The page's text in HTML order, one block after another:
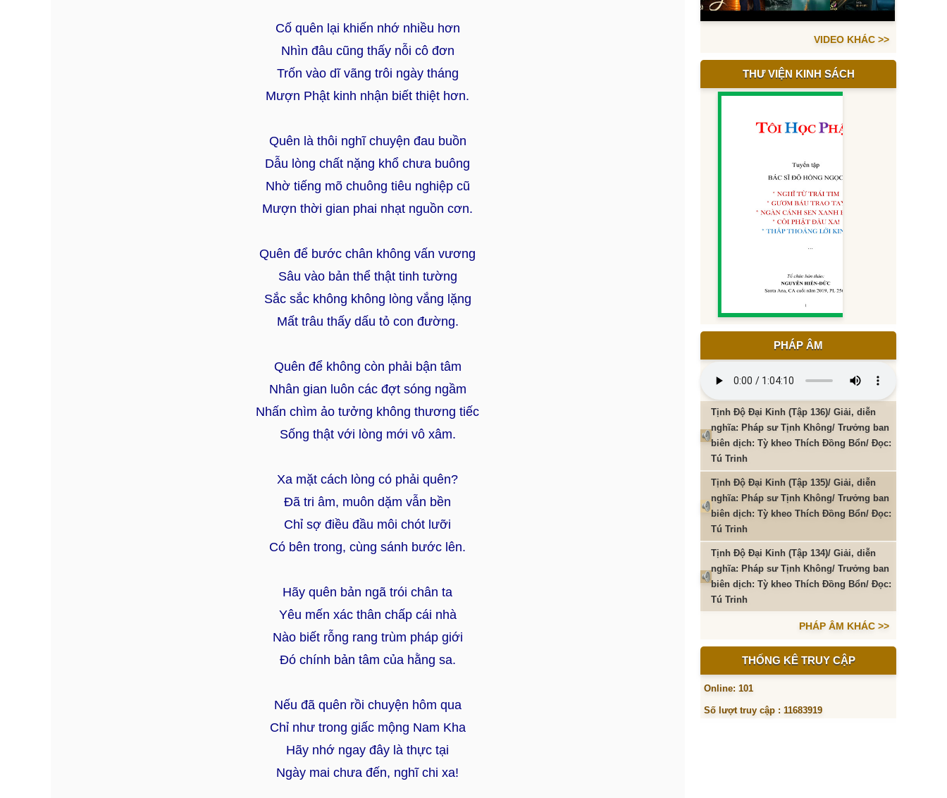
Cố quên lại khiến nhớ nhiều hơn
Nhìn đâu cũng thấy nỗi cô đơn
Trốn vào dĩ vãng trôi ngày tháng
Mượn Phật kinh nhận biết thiệt hơn.
Quên là thôi nghĩ chuyện đau buồn
Dẫu lòng chất nặng khổ chưa buông
Nhờ tiếng mõ chuông tiêu nghiệp cũ
Mượn thời gian phai nhạt nguồn cơn.
Quên để bước chân không vấn vương
Sâu vào bản thể thật tinh tường
Sắc sắc không không lòng vắng lặng
Mất trâu thấy dấu tỏ con đường.
Quên để không còn phải bận tâm
Nhân gian luôn các đợt sóng ngầm
Nhấn chìm ảo tưởng không thương tiếc
Sống thật với lòng mới vô xâm.
Xa mặt cách lòng có phải quên?
Đã tri âm, muôn dặm vẫn bền
Chỉ sợ điều đầu môi chót lưỡi
Có bên trong, cùng sánh bước lên.
Hãy quên bản ngã trói chân ta
Yêu mến xác thân chấp cái nhà
Nào biết rỗng rang trùm pháp giới
Đó chính bản tâm của hằng sa.
Nếu đã quên rồi chuyện hôm qua
Chỉ như trong giấc mộng Nam Kha
Hãy nhớ ngay đây là thực tại
Ngày mai chưa đến, nghĩ chi xa!
VIDEO KHÁC >>
THƯ VIỆN KINH SÁCH
PHÁP ÂM
Tịnh Độ Đại Kinh (Tập 136)/ Giải, diễn
nghĩa: Pháp sư Tịnh Không/ Trưởng ban
biên dịch: Tỳ kheo Thích Đồng Bổn/ Đọc:
Tú Trinh
Tịnh Độ Đại Kinh (Tập 135)/ Giải, diễn
nghĩa: Pháp sư Tịnh Không/ Trưởng ban
biên dịch: Tỳ kheo Thích Đồng Bổn/ Đọc:
Tú Trinh
Tịnh Độ Đại Kinh (Tập 134)/ Giải, diễn
nghĩa: Pháp sư Tịnh Không/ Trưởng ban
biên dịch: Tỳ kheo Thích Đồng Bổn/ Đọc:
Tú Trinh
PHÁP ÂM KHÁC >>
THỐNG KÊ TRUY CẬP
Online: 101
Số lượt truy cập : 11683919